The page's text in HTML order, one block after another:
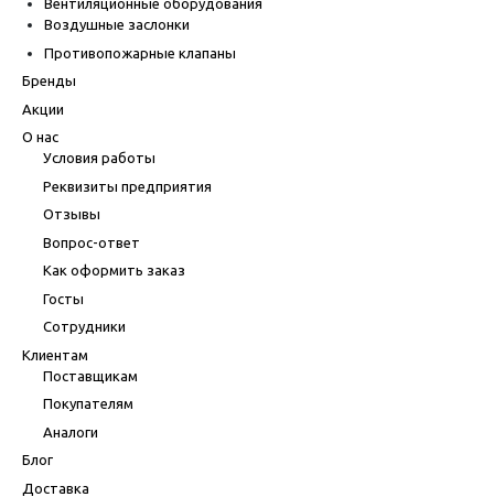
Вентиляционные оборудования
Воздушные заслонки
Противопожарные клапаны
Бренды
Акции
О нас
Условия работы
Реквизиты предприятия
Отзывы
Вопрос-ответ
Как оформить заказ
Госты
Сотрудники
Клиентам
Поставщикам
Покупателям
Аналоги
Блог
Доставка